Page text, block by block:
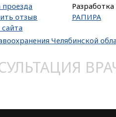
отзыв
Челябинской
Разработка
РАПИРА